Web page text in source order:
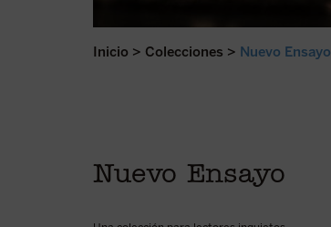
Inicio > Colecciones > Nuevo Ensayo
Nuevo Ensayo